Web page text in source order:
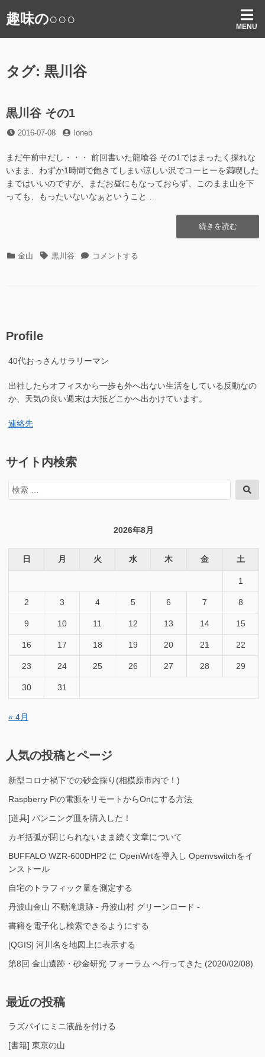
ン
へ
趣味の○○○ MENU
タグ: 黒川谷
黒川谷 その1
投
日
2016-07-08
投
者
loneb
まだ午前中だし・・・ 前回書いた龍喰谷 その1ではまったく採れな
いまま、わずか1時間で飽きてしまい涼しい沢でコーヒーを満喫した
まではいいのですが、まだお昼にもなっておらず、このまま山を下
っても、もったいないなぁということ …
“黒
川
続きを読む
カ 金山
タ 黒川谷
黒
コメントする
Profile
40代おっさんサラリーマン
出社したらオフィスから一歩も外へ出ない生活をしている反動なの
か、天気の良い週末は大抵どこかへ出かけています。
連絡先
サイト内検索
検
索
索
2026年8月
日 月 火 水 木 金 土
1
2 3 4 5 6 7 8
9 10 11 12 13 14 15
16 17 18 19 20 21 22
23 24 25 26 27 28 29
30 31
« 4月
人気の投稿とページ
新型コロナ禍下での砂金採り(相模原市内で！)
Raspberry Piの電源をリモートからOnにする方法
[道具] パンニング皿を購入した！
カギ括弧が閉じられないまま続く文章について
BUFFALO WZR-600DHP2 に OpenWrtを導入し Openvswitchをイ
ンストール
自宅のトラフィック量を測定する
丹波山金山 不動滝遺跡 - 丹波山村 グリーンロード -
書籍を電子化し検索できるようにする
[QGIS] 河川名を地図上に表示する
第8回 金山遺跡・砂金研究 フォーラム へ行ってきた (2020/02/08)
最近の投稿
ラズパイにミニ液晶を付ける
[書籍] 東京の山